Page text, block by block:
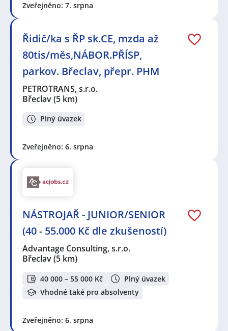
Zveřejněno: 7. srpna
Řidič/ka s ŘP sk.CE, mzda až
80tis/měs,NÁBOR.PŘÍSP,
parkov. Břeclav, přepr. PHM
PETROTRANS, s.r.o.
Břeclav(5 km)
Plný úvazek
Zveřejněno: 6. srpna
NÁSTROJAŘ - JUNIOR/SENIOR
(40 - 55.000 Kč dle zkušeností)
Advantage Consulting, s.r.o.
Břeclav(5 km)
40 000 – 55 000 Kč
Plný úvazek
Vhodné také pro absolventy
Zveřejněno: 6. srpna